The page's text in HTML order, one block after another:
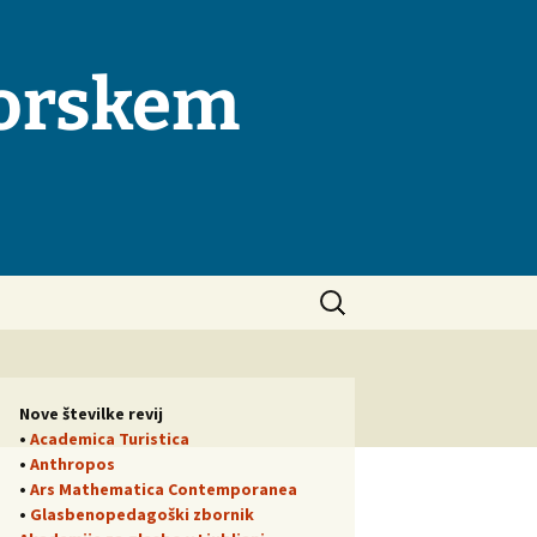
Išči:
Nove številke revij
• Academica Turistica
• Anthropos
• Ars Mathematica Contemporanea
• Glasbenopedagoški zbornik